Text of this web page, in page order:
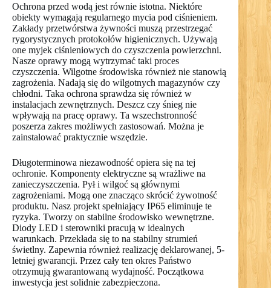
Ochrona przed wodą jest równie istotna. Niektóre
obiekty wymagają regularnego mycia pod ciśnieniem.
Zakłady przetwórstwa żywności muszą przestrzegać
rygorystycznych protokołów higienicznych. Używają
one myjek ciśnieniowych do czyszczenia powierzchni.
Nasze oprawy mogą wytrzymać taki proces
czyszczenia. Wilgotne środowiska również nie stanowią
zagrożenia. Nadają się do wilgotnych magazynów czy
chłodni. Taka ochrona sprawdza się również w
instalacjach zewnętrznych. Deszcz czy śnieg nie
wpływają na pracę oprawy. Ta wszechstronność
poszerza zakres możliwych zastosowań. Można je
zainstalować praktycznie wszędzie.
Długoterminowa niezawodność opiera się na tej
ochronie. Komponenty elektryczne są wrażliwe na
zanieczyszczenia. Pył i wilgoć są głównymi
zagrożeniami. Mogą one znacząco skrócić żywotność
produktu. Nasz projekt spełniający IP65 eliminuje te
ryzyka. Tworzy on stabilne środowisko wewnętrzne.
Diody LED i sterowniki pracują w idealnych
warunkach. Przekłada się to na stabilny strumień
świetlny. Zapewnia również realizację deklarowanej, 5-
letniej gwarancji. Przez cały ten okres Państwo
otrzymują gwarantowaną wydajność. Początkowa
inwestycja jest solidnie zabezpieczona.